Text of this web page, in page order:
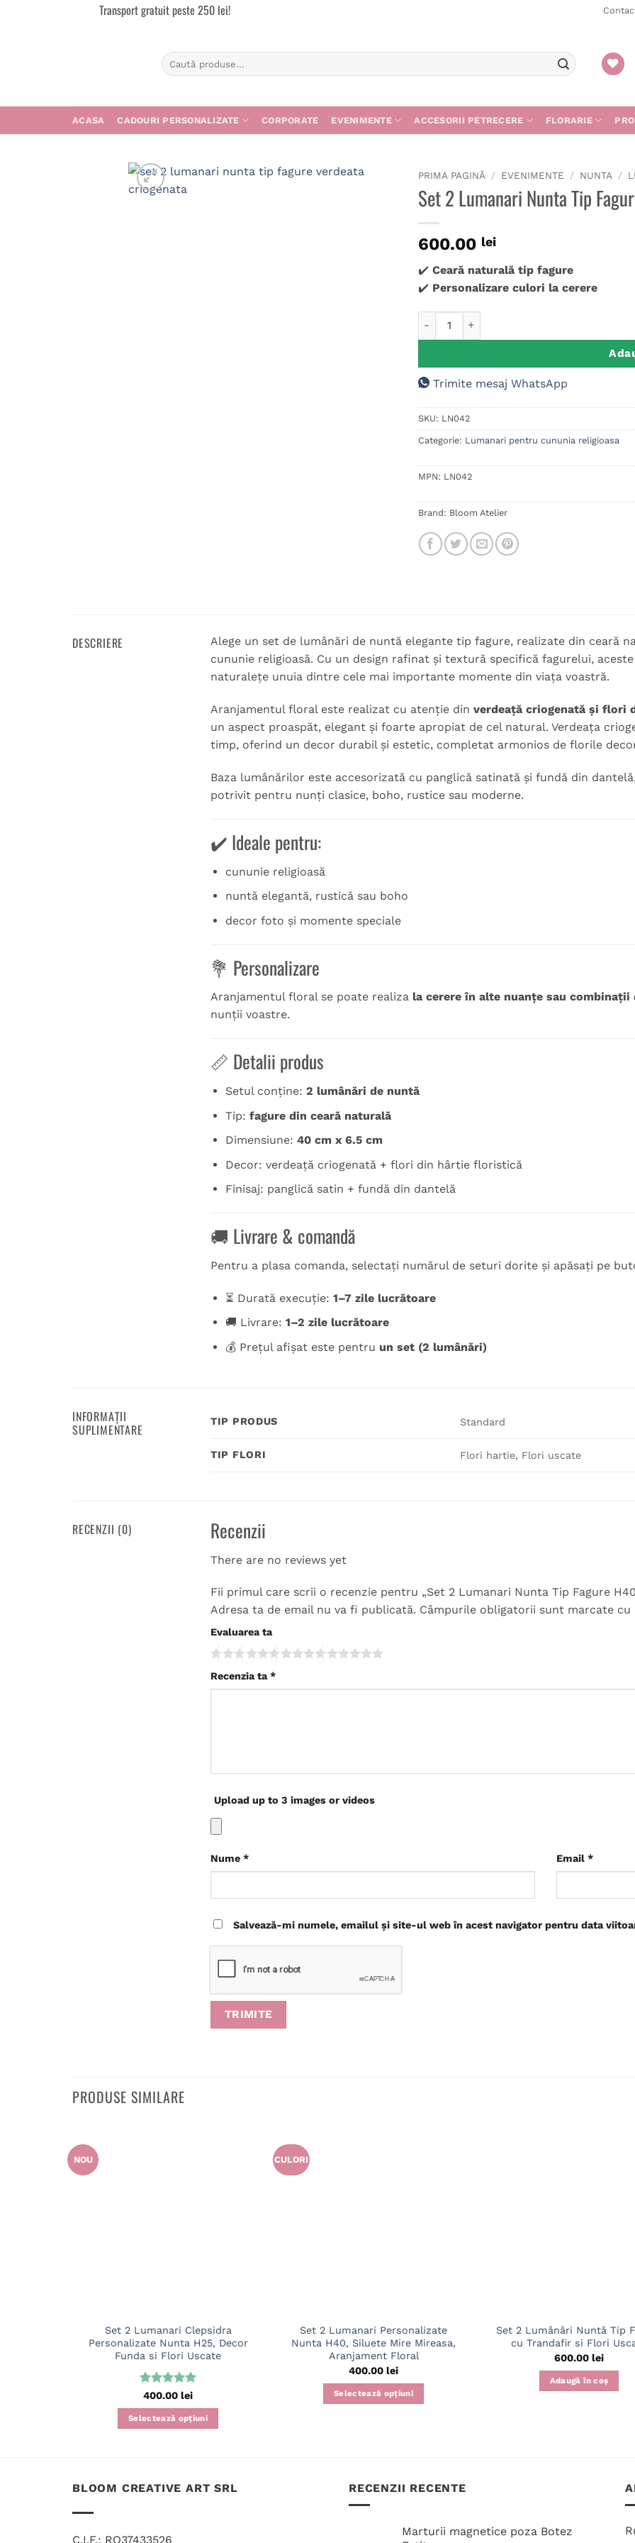
Transport gratuit peste 250 lei!
Caută
după:
ACASA CADOURI PERSONALIZATE CORPORATE EVENIMENTE ACCESORII PETRECERE FLORARIE
PRIMA PAGINĂ / EVENIMENTE / NUNTA /
Set 2 Lumanari Nunta Tip
600.00 lei
✔️ Ceară naturală tip fagure
✔️ Personalizare culori la cerere
Trimite mesaj WhatsApp
SKU: LN042
Categorie: Lumanari pentru cununia religioasa
MPN: LN042
Brand: Bloom Atelier
DESCRIERE
Alege un set de lumânări de nuntă elegante tip fagure, realizate din ceară
cununie religioasă. Cu un design rafinat și textură specifică fagurelui,
naturalețe unuia dintre cele mai importante momente din viața voastră.
Aranjamentul floral este realizat cu atenție din verdeață criogenată și flori
un aspect proaspăt, elegant și foarte apropiat de cel natural. Verdeața
timp, oferind un decor durabil și estetic, completat armonios de florile
Baza lumânărilor este accesorizată cu panglică satinată și fundă din
potrivit pentru nunți clasice, boho, rustice sau moderne.
✔️ Ideale pentru:
cununie religioasă
nuntă elegantă, rustică sau boho
decor foto și momente speciale
💐 Personalizare
Aranjamentul floral se poate realiza la cerere în alte nuanțe sau combinații
nunții voastre.
📏 Detalii produs
Setul conține: 2 lumânări de nuntă
Tip: fagure din ceară naturală
Dimensiune: 40 cm x 6.5 cm
Decor: verdeață criogenată + flori din hârtie floristică
Finisaj: panglică satin + fundă din dantelă
🚚 Livrare & comandă
Pentru a plasa comanda, selectați numărul de seturi dorite și apăsați pe
⏳ Durată execuție: 1–7 zile lucrătoare
🚚 Livrare: 1–2 zile lucrătoare
💰 Prețul afișat este pentru un set (2 lumânări)
INFORMAȚII
SUPLIMENTARE TIP PRODUS Standard
TIP FLORI Flori hartie, Flori uscate
RECENZII (0) Recenzii
There are no reviews yet
Fii primul care scrii o recenzie pentru „Set 2 Lumanari Nunta Tip Fagure
Adresa ta de email nu va fi publicată. Câmpurile obligatorii sunt marcate cu
Evaluarea ta
Recenzia ta *
Upload up to 3 images or videos
Nume * Email *
Salvează-mi numele, emailul și site-ul web în acest navigator pentru data
PRODUSE SIMILARE
NOU
Set 2 Lumanari Clepsidra
Personalizate Nunta H25, Decor
Funda si Flori Uscate
Evaluat la
400.00 lei
Selectează opțiuni
CULORI
Set 2 Lumanari Personalizate
Nunta H40, Siluete Mire Mireasa,
Aranjament Floral
400.00 lei
Selectează opțiuni
variații.
Set 2 Lumânări Nuntă Tip
cu Trandafir si Flori
600.00 lei
Adaugă în coș
BLOOM CREATIVE ART SRL
C.I.F.: RO37433526
RECENZII RECENTE
Marturii magnetice poza Botez